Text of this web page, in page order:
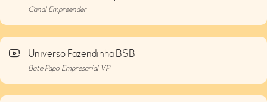
Canal Empreender
Universo Fazendinha BSB
Bate Papo Empresarial VP